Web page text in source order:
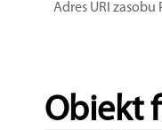
Adres URI zasobu
Obiekt